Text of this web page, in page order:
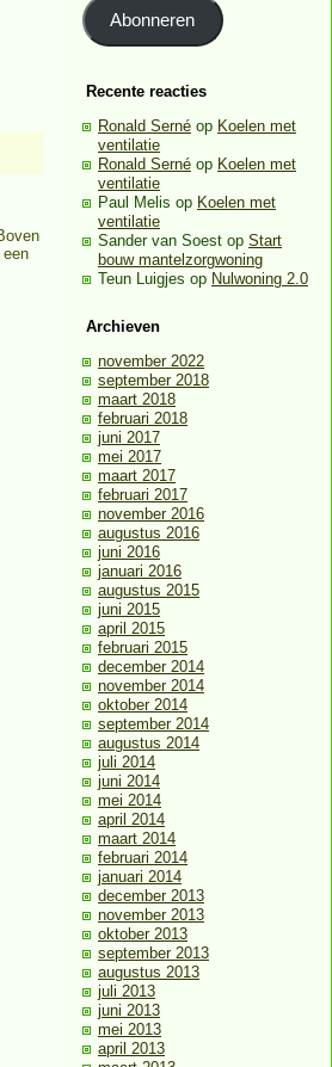
Abonneren
Recente reacties
Ronald Serné op Koelen met
ventilatie
Ronald Serné op Koelen met
ventilatie
Paul Melis op Koelen met
ventilatie
Sander van Soest op Start
bouw mantelzorgwoning
Teun Luigjes op Nulwoning 2.0
Archieven
november 2022
september 2018
maart 2018
februari 2018
juni 2017
mei 2017
maart 2017
februari 2017
november 2016
augustus 2016
juni 2016
januari 2016
augustus 2015
juni 2015
april 2015
februari 2015
december 2014
november 2014
oktober 2014
september 2014
augustus 2014
juli 2014
juni 2014
mei 2014
april 2014
maart 2014
februari 2014
januari 2014
december 2013
november 2013
oktober 2013
september 2013
augustus 2013
juli 2013
juni 2013
mei 2013
april 2013